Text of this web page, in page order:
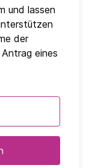
und lassen
der
eines